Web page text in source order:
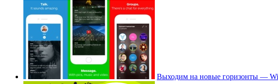
Выходим на новые горизонты —